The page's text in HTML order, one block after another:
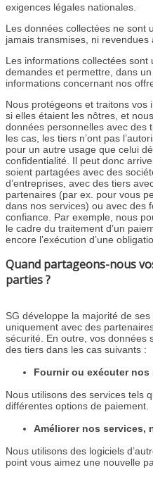
exigences légales nationales.
Les données collectées ne sont
jamais transmises, ni revendues
Les informations collectées
demandes et permettre, dans
informations concernant nos
Nous protégeons et traitons vos
si elles étaient les nôtres, et
données personnelles avec des
les cas, les tiers n’ont pas
pour un autre usage que celui
confidentialité. Il peut donc
soient partagées avec des
d’entreprises, avec des tiers
partenaires (par ex. pour vous
dans nos services) ou avec des
confiance. Par exemple, nous
le cadre du traitement d’un
encore l’exécution d’une
Quand partageons-nous
parties ?
SG développe la majorité de
uniquement avec des
sécurité. En outre, vos données
des tiers dans les cas suivants :
Fournir ou exécuter nos
Nous utilisons des services tels
différentes options de paiement.
Améliorer nos services,
Nous utilisons des logiciels
point vous aimez une nouvelle